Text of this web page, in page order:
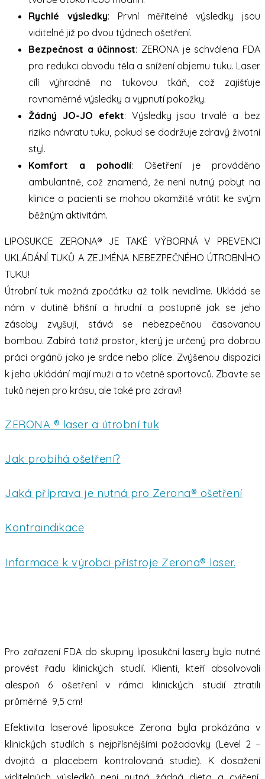
Rychlé výsledky: První měřitelné výsledky jsou
viditelné již po dvou týdnech ošetření.
Bezpečnost a účinnost: ZERONA je schválena FDA
pro redukci obvodu těla a snížení objemu tuku. Laser
cílí výhradně na tukovou tkáň, což zajišťuje
rovnoměrné výsledky a vypnutí pokožky.
Žádný JO-JO efekt: Výsledky jsou trvalé a bez
rizika návratu tuku, pokud se dodržuje zdravý životní
styl.
Komfort a pohodlí: Ošetření je prováděno
ambulantně, což znamená, že není nutný pobyt na
klinice a pacienti se mohou okamžitě vrátit ke svým
běžným aktivitám.
LIPOSUKCE ZERONA® JE TAKÉ VÝBORNÁ V PREVENCI
UKLÁDÁNÍ TUKŮ A ZEJMÉNA NEBEZPEČNÉHO ÚTROBNÍHO
TUKU!
Útrobní tuk možná zpočátku až tolik nevidíme. Ukládá se
nám v dutině břišní a hrudní a postupně jak se jeho
zásoby zvyšují, stává se nebezpečnou časovanou
bombou. Zabírá totiž prostor, který je určený pro dobrou
práci orgánů jako je srdce nebo plíce. Zvýšenou dispozici
k jeho ukládání mají muži a to včetně sportovců. Zbavte se
tuků nejen pro krásu, ale také pro zdraví!
ZERONA ® laser a útrobní tuk
Jak probíhá ošetření?
Jaká příprava je nutná pro Zerona® ošetření
Kontraindikace
Informace k výrobci přístroje Zerona® laser.
Pro zařazení FDA do skupiny liposukční lasery bylo nutné
provést řadu klinických studií. Klienti, kteří absolvovali
alespoň 6 ošetření v rámci klinických studií ztratili
průměrně 9,5 cm!
Efektivita laserové liposukce Zerona byla prokázána v
klinických studiích s nejpřísnějšími požadavky (Level 2 –
dvojitá a placebem kontrolovaná studie). K dosažení